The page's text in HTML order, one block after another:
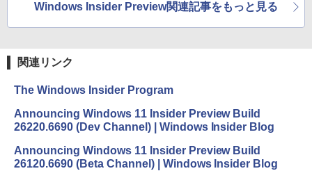
Windows Insider Preview関連記事をもっと見る
関連リンク
The Windows Insider Program
Announcing Windows 11 Insider Preview Build
26220.6690 (Dev Channel) | Windows Insider Blog
Announcing Windows 11 Insider Preview Build
26120.6690 (Beta Channel) | Windows Insider Blog